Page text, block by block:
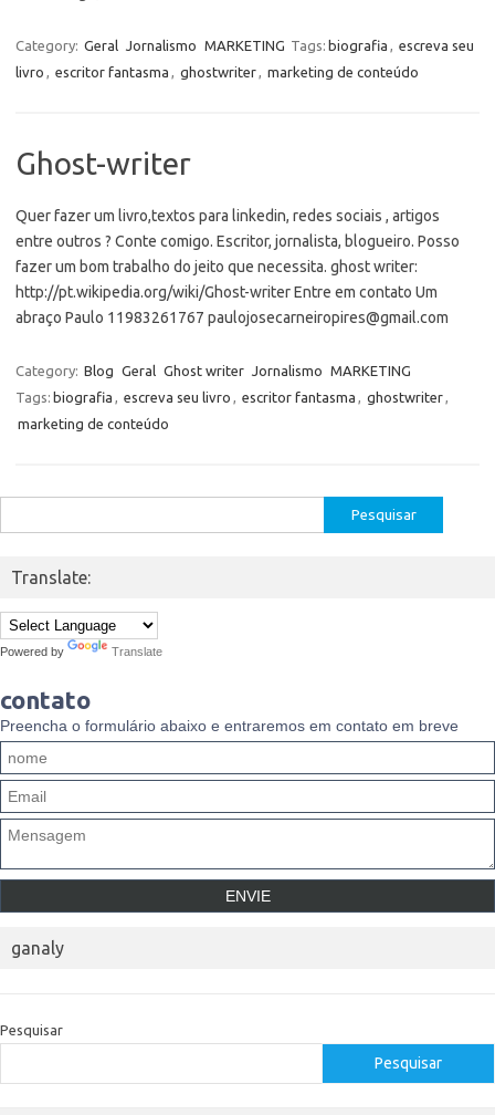
Category: Geral Jornalismo MARKETING Tags: biografia , escreva seu
livro , escritor fantasma , ghostwriter, marketing de conteúdo
Ghost-writer
Quer fazer um livro,textos para linkedin, redes sociais , artigos
entre outros ? Conte comigo. Escritor, jornalista, blogueiro. Posso
fazer um bom trabalho do jeito que necessita. ghost writer:
http://pt.wikipedia.org/wiki/Ghost-writer Entre em contato Um
abraço Paulo 11983261767 paulojosecarneiropires@gmail.com
Category: Blog Geral Ghost writer Jornalismo MARKETING
Tags: biografia , escreva seu livro , escritor fantasma , ghostwriter,
marketing de conteúdo
por:
Translate:
Powered by Translate
contato
Preencha o formulário abaixo e entraremos em contato em breve
ganaly
Pesquisar
Pesquisar